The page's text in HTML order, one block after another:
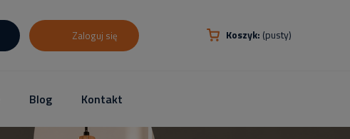
Koszyk: (pusty)
Zaloguj się
Blog Kontakt